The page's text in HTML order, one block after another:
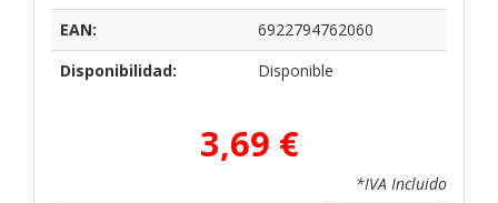
EAN:
6922794762060
Disponibilidad:
Disponible
3,69 €
*IVA Incluido